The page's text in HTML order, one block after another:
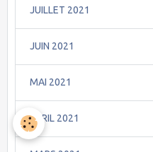
JUILLET 2021
JUIN 2021
MAI 2021
AVRIL 2021